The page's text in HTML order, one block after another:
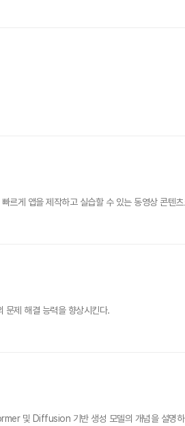
르게 앱을 제작하고 실습할 수 있는 동영상 콘텐
문제 해결 능력을 향상시킨다.
및 Diffusion 기반 생성 모델의 개념을 설명